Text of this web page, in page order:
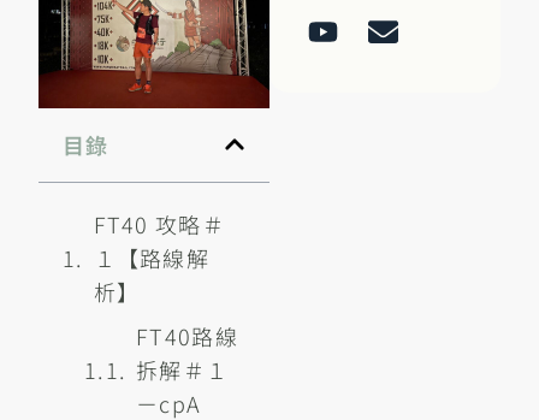
目錄
FT40 攻略＃
１【路線解
析】
FT40路線
拆解＃１
－cpA